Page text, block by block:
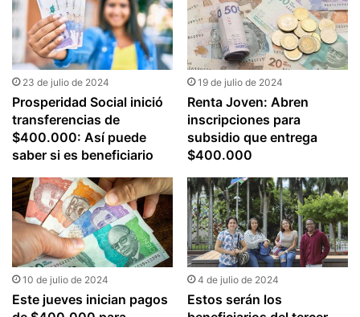
23 de julio de 2024
Prosperidad Social inició
transferencias de
$400.000: Así puede
saber si es beneficiario
19 de julio de 2024
Renta Joven: Abren
inscripciones para
subsidio que entrega
$400.000
10 de julio de 2024
Este jueves inician pagos
4 de julio de 2024
Estos serán los